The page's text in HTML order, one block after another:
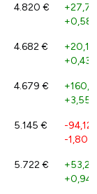
4.820 €
+0,58
4.682 €
+0,43
4.679 €
+3,55
5.145 €
-94,12
-1,80
5.722 €
+53,21
+0,94